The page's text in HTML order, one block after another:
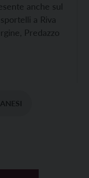
anche sul
a Riva
Predazzo